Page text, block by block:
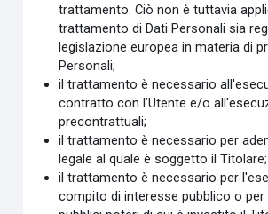
trattamento. Ciò non è tuttavia
trattamento di Dati Personali sia
legislazione europea in materia di
Personali;
il trattamento è necessario
contratto con l’Utente e/o
precontrattuali;
il trattamento è necessario per
legale al quale è soggetto il Titolare;
il trattamento è necessario per
compito di interesse pubblico o per